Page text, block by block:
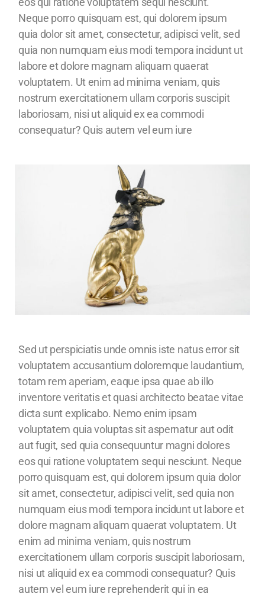
Neque porro quisquam est, qui dolorem ipsum
quia dolor sit amet, consectetur, adipisci velit, sed
quia non numquam eius modi tempora incidunt ut
labore et dolore magnam aliquam quaerat
voluptatem. Ut enim ad minima veniam, quis
nostrum exercitationem ullam corporis suscipit
laboriosam, nisi ut aliquid ex ea commodi
consequatur? Quis autem vel eum iure
Sed ut perspiciatis unde omnis iste natus error sit
voluptatem accusantium doloremque laudantium,
totam rem aperiam, eaque ipsa quae ab illo
inventore veritatis et quasi architecto beatae vitae
dicta sunt explicabo. Nemo enim ipsam
voluptatem quia voluptas sit aspernatur aut odit
aut fugit, sed quia consequuntur magni dolores
eos qui ratione voluptatem sequi nesciunt. Neque
porro quisquam est, qui dolorem ipsum quia dolor
sit amet, consectetur, adipisci velit, sed quia non
numquam eius modi tempora incidunt ut labore et
dolore magnam aliquam quaerat voluptatem. Ut
enim ad minima veniam, quis nostrum
exercitationem ullam corporis suscipit laboriosam,
nisi ut aliquid ex ea commodi consequatur? Quis
autem vel eum iure reprehenderit qui in ea